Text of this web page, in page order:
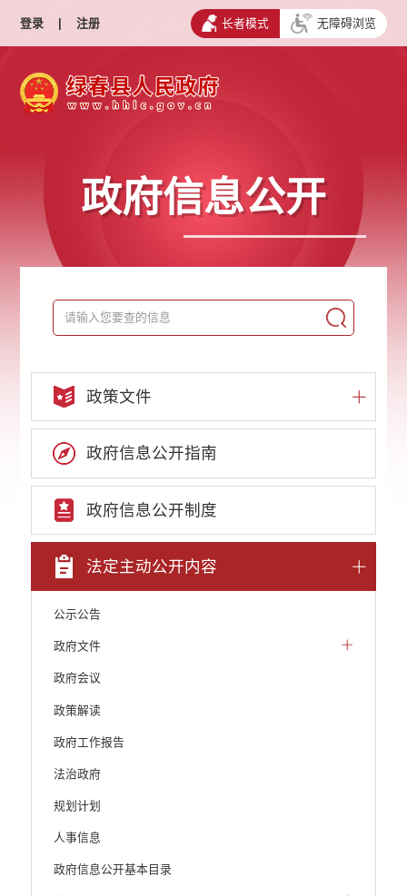
登录 | 注册 长者模式 无障碍浏览
政府信息公开
政策文件
政府信息公开指南
政府信息公开制度
法定主动公开内容
公示公告
政府文件
政府会议
政策解读
政府工作报告
法治政府
规划计划
人事信息
政府信息公开基本目录